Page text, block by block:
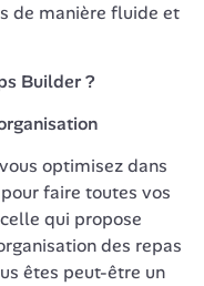
de manière fluide et
Builder ?
optimisez dans
faire toutes vos
qui propose
des repas
êtes peut-être un